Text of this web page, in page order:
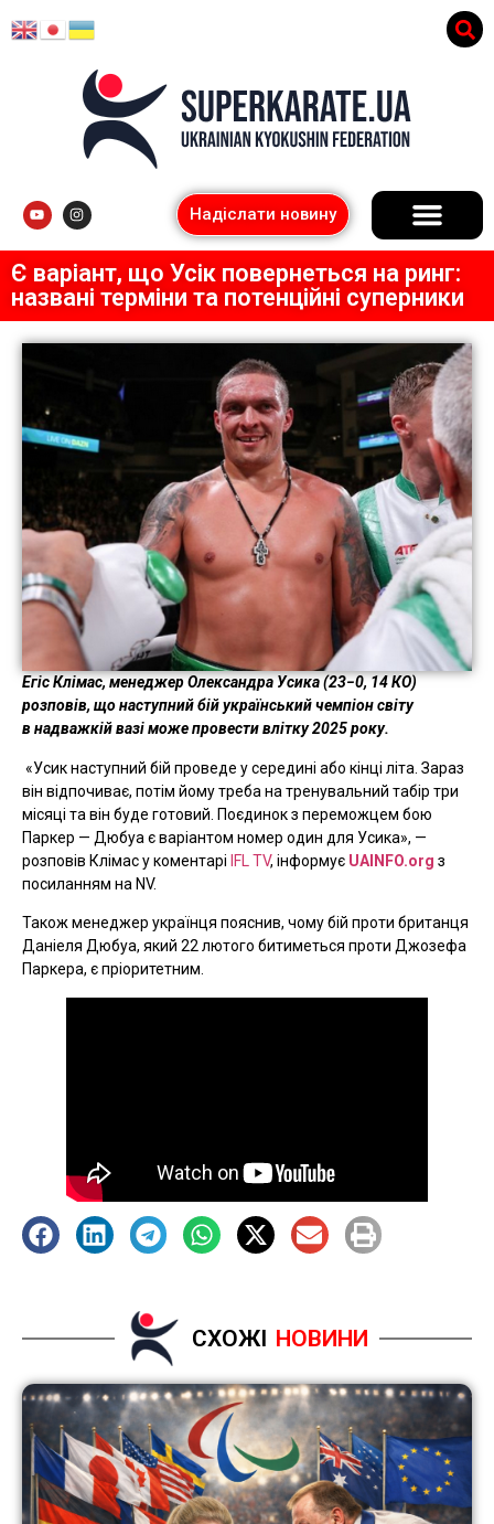
Надіслати новину
Є варіант, що Усік повернеться на ринг:
названі терміни та потенційні суперники
Егіс Клімас, менеджер Олександра Усика (23−0, 14 КО)
розповів, що наступний бій український чемпіон світу
в надважкій вазі може провести влітку 2025 року.
«Усик наступний бій проведе у середині або кінці літа. Зараз
він відпочиває, потім йому треба на тренувальний табір три
місяці та він буде готовий. Поєдинок з переможцем бою
Паркер — Дюбуа є варіантом номер один для Усика», —
розповів Клімас у коментарі IFL TV, інформує UAINFO.org з
посиланням на NV.
Також менеджер українця пояснив, чому бій проти британця
Даніеля Дюбуа, який 22 лютого битиметься проти Джозефа
Паркера, є пріоритетним.
СХОЖІ НОВИНИ